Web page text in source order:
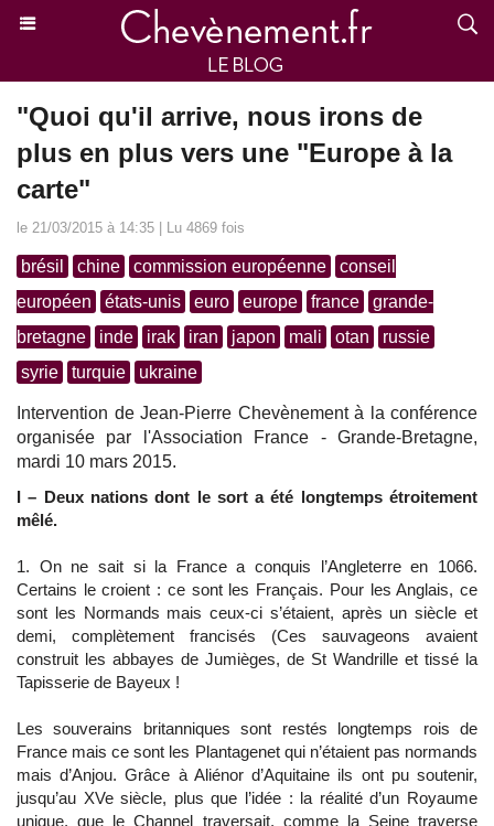
"Quoi qu'il arrive, nous irons de
plus en plus vers une "Europe à la
carte"
le 21/03/2015 à 14:35 | Lu 4869 fois
brésil chine commission européenne
conseil
européen
états-unis euro europe france
grande-
bretagne
inde irak iran japon mali otan
russie
syrie
turquie ukraine
Intervention de Jean-Pierre Chevènement à la conférence
organisée par l'Association France - Grande-Bretagne,
mardi 10 mars 2015.
I – Deux nations dont le sort a été longtemps étroitement
mêlé.
1. On ne sait si la France a conquis l’Angleterre en 1066.
Certains le croient : ce sont les Français. Pour les Anglais, ce
sont les Normands mais ceux-ci s’étaient, après un siècle et
demi, complètement francisés (Ces sauvageons avaient
construit les abbayes de Jumièges, de St Wandrille et tissé la
Tapisserie de Bayeux !
Les souverains britanniques sont restés longtemps rois de
France mais ce sont les Plantagenet qui n’étaient pas normands
mais d’Anjou. Grâce à Aliénor d’Aquitaine ils ont pu soutenir,
jusqu’au XVe siècle, plus que l’idée : la réalité d’un Royaume
unique, que le Channel traversait, comme la Seine traverse